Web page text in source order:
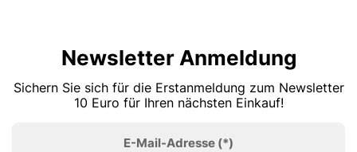
Newsletter Anmeldung
Sichern Sie sich für die Erstanmeldung zum Newsletter
10 Euro für Ihren nächsten Einkauf!
E-Mail-Adresse (*)